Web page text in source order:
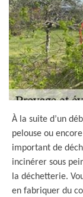
À la suite d’un
pelouse ou
important de
incinérer sous
la déchetterie.
en fabriquer du